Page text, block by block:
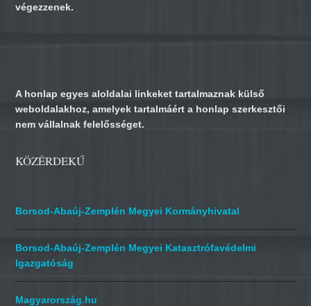
végezzenek.
A honlap egyes aloldalai linkeket tartalmaznak külső
weboldalakhoz, amelyek tartalmáért a honlap szerkesztői
nem vállalnak felelősséget.
KÖZÉRDEKŰ
Borsod-Abaúj-Zemplén Megyei Kormányhivatal
Borsod-Abaúj-Zemplén Megyei Katasztrófavédelmi
Igazgatóság
Magyarország.hu